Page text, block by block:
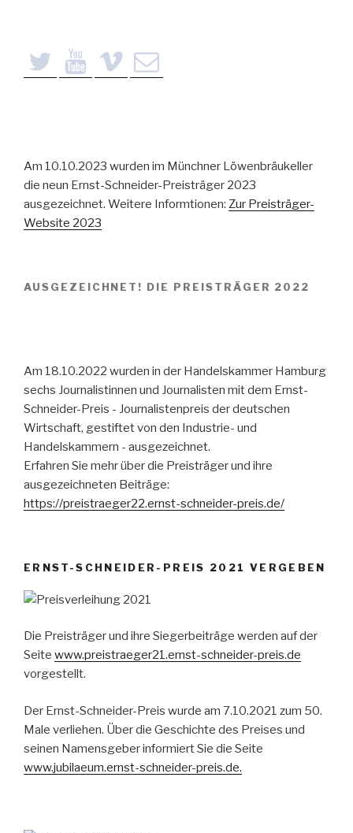
Am 10.10.2023 wurden im Münchner Löwenbräukeller
die neun Ernst-Schneider-Preisträger 2023
ausgezeichnet. Weitere Informtionen: Zur Preisträger-
Website 2023
AUSGEZEICHNET! DIE PREISTRÄGER 2022
Am 18.10.2022 wurden in der Handelskammer Hamburg
sechs Journalistinnen und Journalisten mit dem Ernst-
Schneider-Preis - Journalistenpreis der deutschen
Wirtschaft, gestiftet von den Industrie- und
Handelskammern - ausgezeichnet.
Erfahren Sie mehr über die Preisträger und ihre
ausgezeichneten Beiträge:
https://preistraeger22.ernst-schneider-preis.de/
ERNST-SCHNEIDER-PREIS 2021 VERGEBEN
Die Preisträger und ihre Siegerbeiträge werden auf der
Seite www.preistraeger21.ernst-schneider-preis.de
vorgestellt.
Der Ernst-Schneider-Preis wurde am 7.10.2021 zum 50.
Male verliehen. Über die Geschichte des Preises und
seinen Namensgeber informiert Sie die Seite
www.jubilaeum.ernst-schneider-preis.de.